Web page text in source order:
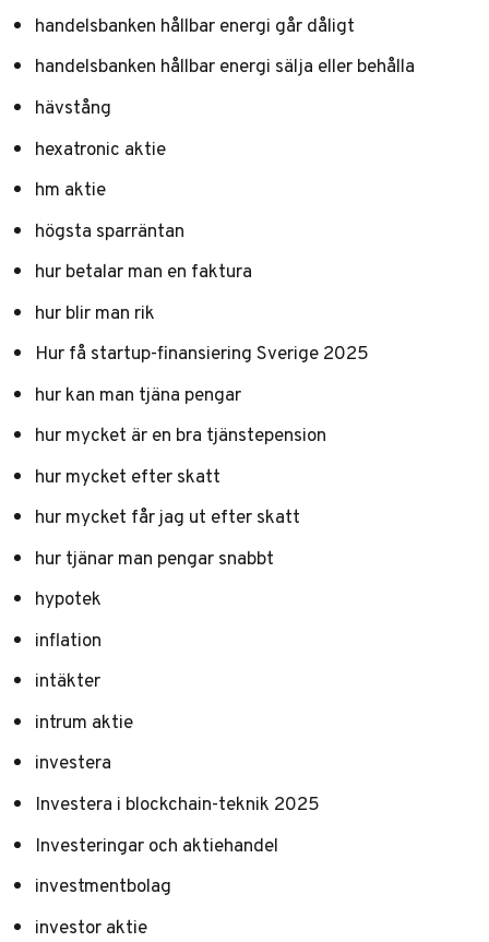
handelsbanken hållbar energi går dåligt
handelsbanken hållbar energi sälja eller behålla
hävstång
hexatronic aktie
hm aktie
högsta sparräntan
hur betalar man en faktura
hur blir man rik
Hur få startup-finansiering Sverige 2025
hur kan man tjäna pengar
hur mycket är en bra tjänstepension
hur mycket efter skatt
hur mycket får jag ut efter skatt
hur tjänar man pengar snabbt
hypotek
inflation
intäkter
intrum aktie
investera
Investera i blockchain-teknik 2025
Investeringar och aktiehandel
investmentbolag
investor aktie